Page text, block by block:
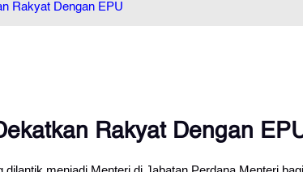
Rakyat Dengan EPU
Rakyat Dengan